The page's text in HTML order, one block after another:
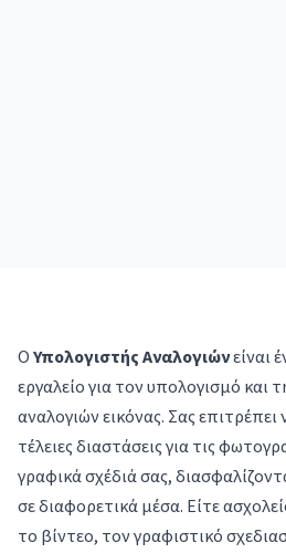
ΟΥπολογιστής Αναλογιώνείναι
εργαλείο για τον υπολογισμό
αναλογιών εικόνας. Σας επιτρέπει
τέλειες διαστάσεις για τις
γραφικά σχέδιά σας,
σε διαφορετικά μέσα. Είτε
το βίντεο, τον γραφιστικό